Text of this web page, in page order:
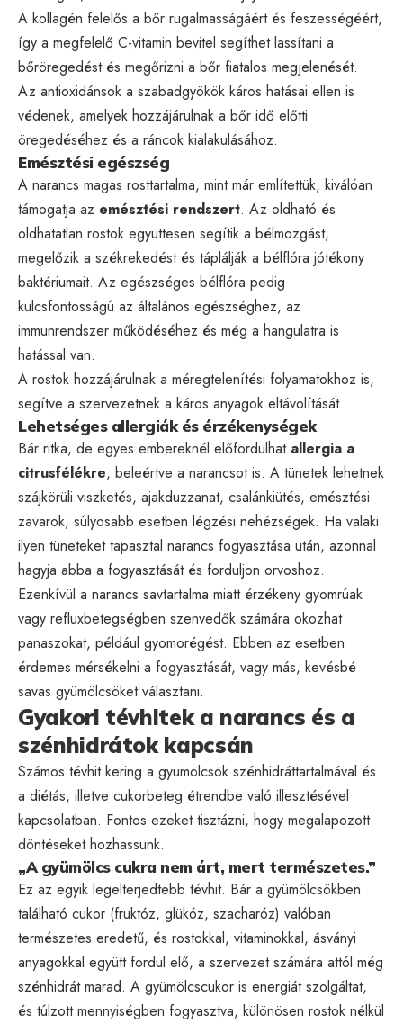
A kollagén felelős a bőr rugalmasságáért és feszességéért,
így a megfelelő C-vitamin bevitel segíthet lassítani a
bőröregedést és megőrizni a bőr fiatalos megjelenését.
Az antioxidánsok a szabadgyökök káros hatásai ellen is
védenek, amelyek hozzájárulnak a bőr idő előtti
öregedéséhez és a ráncok kialakulásához.
Emésztési egészség
A narancs magas rosttartalma, mint már említettük, kiválóan
támogatja az emésztési rendszert. Az oldható és
oldhatatlan rostok együttesen segítik a bélmozgást,
megelőzik a székrekedést és táplálják a bélflóra jótékony
baktériumait. Az egészséges bélflóra pedig
kulcsfontosságú az általános egészséghez, az
immunrendszer működéséhez és még a hangulatra is
hatással van.
A rostok hozzájárulnak a méregtelenítési folyamatokhoz is,
segítve a szervezetnek a káros anyagok eltávolítását.
Lehetséges allergiák és érzékenységek
Bár ritka, de egyes embereknél előfordulhat allergia a
citrusfélékre, beleértve a narancsot is. A tünetek lehetnek
szájkörüli viszketés, ajakduzzanat, csalánkiütés, emésztési
zavarok, súlyosabb esetben légzési nehézségek. Ha valaki
ilyen tüneteket tapasztal narancs fogyasztása után, azonnal
hagyja abba a fogyasztását és forduljon orvoshoz.
Ezenkívül a narancs savtartalma miatt érzékeny gyomrúak
vagy refluxbetegségben szenvedők számára okozhat
panaszokat, például gyomorégést. Ebben az esetben
érdemes mérsékelni a fogyasztását, vagy más, kevésbé
savas gyümölcsöket választani.
Gyakori tévhitek a narancs és a
szénhidrátok kapcsán
Számos tévhit kering a gyümölcsök szénhidráttartalmával és
a diétás, illetve cukorbeteg étrendbe való illesztésével
kapcsolatban. Fontos ezeket tisztázni, hogy megalapozott
döntéseket hozhassunk.
„A gyümölcs cukra nem árt, mert természetes.”
Ez az egyik legelterjedtebb tévhit. Bár a gyümölcsökben
található cukor (fruktóz, glükóz, szacharóz) valóban
természetes eredetű, és rostokkal, vitaminokkal, ásványi
anyagokkal együtt fordul elő, a szervezet számára attól még
szénhidrát marad. A gyümölcscukor is energiát szolgáltat,
és túlzott mennyiségben fogyasztva, különösen rostok nélkül